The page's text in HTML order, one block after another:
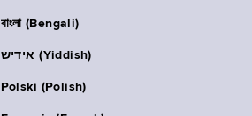
বাংলা (Bengali)
אידיש (Yiddish)
Polski (Polish)